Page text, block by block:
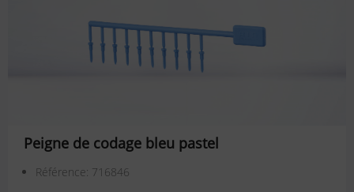
Peigne de codage bleu pastel
Référence: 716846